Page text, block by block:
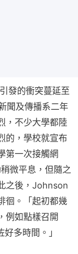
發的衝突蔓延至
聞及傳播系二年
，不少大學都陸
的，學校就宣布
第一次接觸網
微平息，但隨之
之後，Johnson
徊。「起初都幾
例如點樣召開
多時間。」